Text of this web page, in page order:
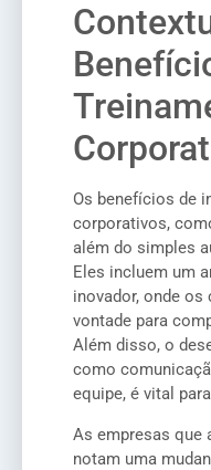
Os benefícios de
corporativos,
além do simples
Eles incluem um
inovador, onde
vontade para
Além disso, o
como
equipe, é vital
As empresas que
notam uma